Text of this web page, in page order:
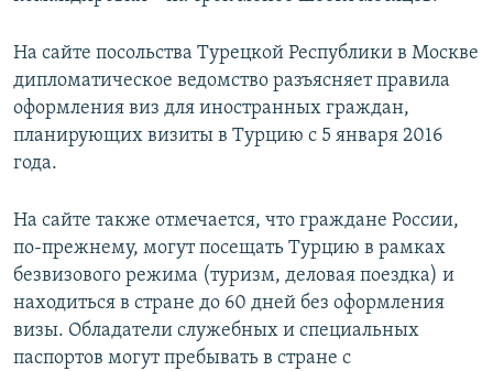
На сайте посольства Турецкой Республики в Москве
дипломатическое ведомство разъясняет правила
оформления виз для иностранных граждан,
планирующих визиты в Турцию с 5 января 2016
года.
На сайте также отмечается, что граждане России,
по-прежнему, могут посещать Турцию в рамках
безвизового режима (туризм, деловая поездка) и
находиться в стране до 60 дней без оформления
визы. Обладатели служебных и специальных
паспортов могут пребывать в стране с